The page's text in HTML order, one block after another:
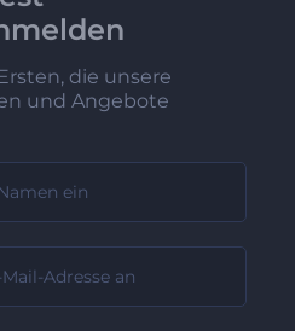
die unsere
und Angebote